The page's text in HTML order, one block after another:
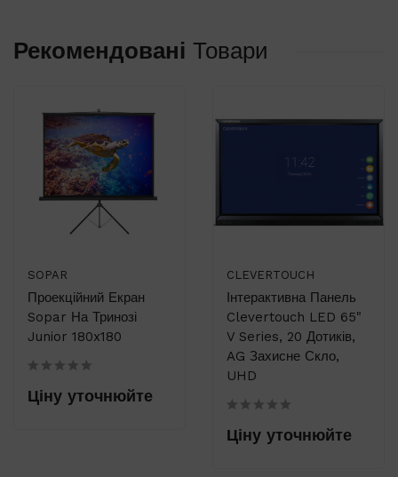
Рекомендовані Товари
SOPAR
Проекційний Екран
Sopar На Тринозі
Junior 180x180
Ціну уточнюйте
CLEVERTOUCH
Інтерактивна Панель
Clevertouch LED 65"
V Series, 20 Дотиків,
AG Захисне Скло,
UHD
Ціну уточнюйте